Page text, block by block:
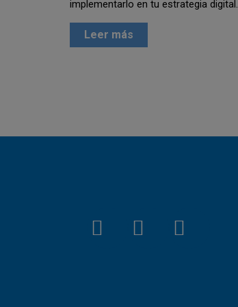
implementarlo en tu estrategia digital.
Leer más